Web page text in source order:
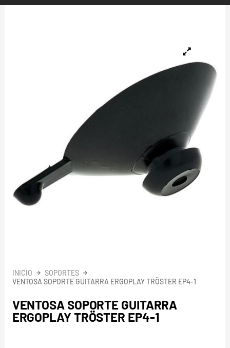
INICIO
SOPORTES
VENTOSA SOPORTE GUITARRA ERGOPLAY TRÖSTER EP4-1
VENTOSA SOPORTE GUITARRA
ERGOPLAY TRÖSTER EP4-1